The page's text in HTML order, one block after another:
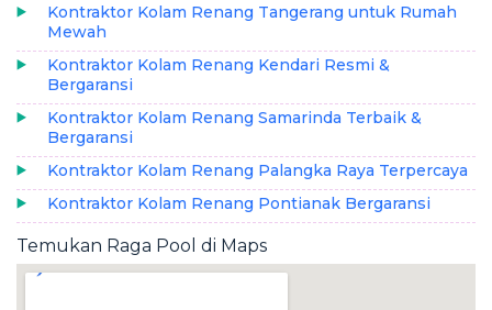
Kontraktor Kolam Renang Tangerang untuk Rumah
Mewah
Kontraktor Kolam Renang Kendari Resmi &
Bergaransi
Kontraktor Kolam Renang Samarinda Terbaik &
Bergaransi
Kontraktor Kolam Renang Palangka Raya Terpercaya
Kontraktor Kolam Renang Pontianak Bergaransi
Temukan Raga Pool di Maps